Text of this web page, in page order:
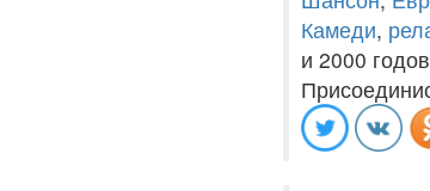
Камеди,
и 2000